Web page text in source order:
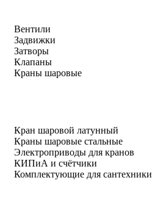
Вентили
Задвижки
Затворы
Клапаны
Краны шаровые
Кран шаровой латунный
Краны шаровые стальные
Электроприводы для кранов
КИПиА и счётчики
Комплектующие для сантехники